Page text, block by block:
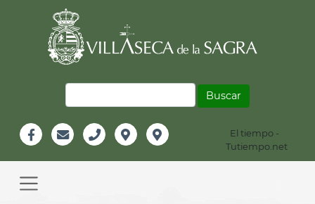
Información
Header
El tiempo -
Tutiempo.net
navigation